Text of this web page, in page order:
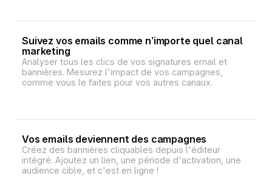
Suivez vos emails comme n’importe quel canal
marketing
Analyser tous les clics de vos signatures email et
bannières. Mesurez l'impact de vos campagnes,
comme vous le faites pour vos autres canaux.
Vos emails deviennent des campagnes
Créez des bannières cliquables depuis l'éditeur
intégré. Ajoutez un lien, une période d'activation, une
audience cible, et c'est en ligne !